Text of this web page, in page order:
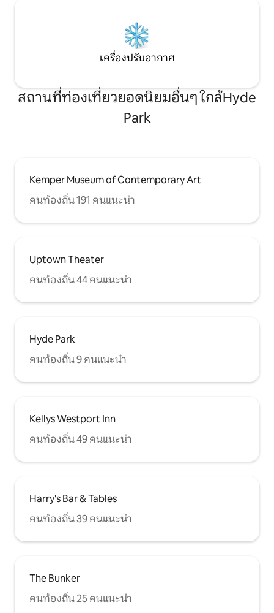
ผ่อนได้อย่างสบายใจโดยรู้ว่าเจ้าของที่พัก
หลังเดียวกันซึ่งอยู่ด้านบนของที่พักทำให้
การหาคำตอบหรือรับความช่วยเหลือ
ผสานที่ดีที่สุดของบ้านหลังใหญ่ในย่าน
ประวัติศาสตร์ของ Hyde Park นี้มีจิต
ของจังหวะการเต้นของหัวใจของเมืองได้
รถมีหลังคาอยู่ห่างจากทางเข้าเพียงไม่กี่
แคนซัสซิตีมีตัวเลือกมากมายสำหรับการ
(CAB) - นี่เป็นตัวเลือกการกำหนดเวลาตาม
ดาวน์โหลดจากร้านแอปมือถือของคุณ รถ
ประจำทางของเมือง - Airbnb ตั้งอยู่บนเส้น
ทางรถประจำทางของเมืองและสามารถเข้า
ถึงได้จากป้ายรถประจำทางมากกว่า 5 ป้าย
ภายในรัศมี 3 ช่วงตึกของการเช่า ซึ่งจะช่วย
อาจแตกต่างกันไป โดยทั่วไปให้บริการตั้งแต่
วันจันทร์ - วันศุกร์เวลา 5: 00 น. ถึงเที่ยงคืน
และวันเสาร์ - อาทิตย์เวลา 9: 00 น. ถึง 2: 00
น. แต่ควรได้รับการยืนยันในเว็บไซต์
RIDEKC สตรีทคาร์ - รถริมถนนแคนซัสซิตี้
เว็บไซต์ RideKC ขี่จักรยานร่วมกัน - มีสถานี
จักรยานสาธารณะให้เช่าทั่วเมือง ข้อมูลที่
พบได้ที่เว็บไซต์ KCbcycle แชร์สกู๊ตเตอร์ -
สำหรับระยะทางที่สั้นกว่าหรือมองเห็นใน
ต้องการเริ่มต้นอย่างรวดเร็วและรับราย
ละเอียดเพิ่มเติมให้ค้นหาแอพ Bird หรือ
Lime บนสมาร์ทโฟนของคุณในร้านแอพผู้ให้
บริการของคุณ เมื่อผู้เข้าพักมาถึงผู้เข้าพัก
ควรจอดรถและเดินผ่านผนังหินด้านใด
Airbnb มีทางเข้าส่วนตัวอยู่ห่างจากถนน
ทางเข้าบ้านประมาณครึ่งทาง ผู้เข้าพักจะ
เข้าพักโดยใช้รหัสเข้าที่พักแบบไม่มีกุญแจที่
เครื่องปรับอากาศ
สถานที่ท่องเที่ยวยอดนิยมอื่นๆ ใกล้Hyde
Park
Kemper Museum of Contemporary Art
คนท้องถิ่น 191 คนแนะนำ
Uptown Theater
คนท้องถิ่น 44 คนแนะนำ
Hyde Park
คนท้องถิ่น 9 คนแนะนำ
Kellys Westport Inn
คนท้องถิ่น 49 คนแนะนำ
Harry's Bar & Tables
คนท้องถิ่น 39 คนแนะนำ
The Bunker
คนท้องถิ่น 25 คนแนะนำ